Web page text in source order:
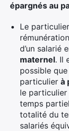
épargnés au
Le
d’un salarié
maternel. Il
possible
particulier à
le particulier
temps
totalité du
salariés